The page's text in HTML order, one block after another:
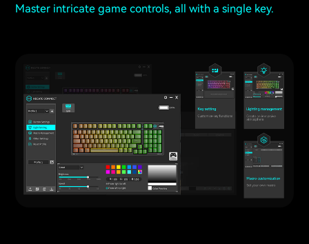
Master intricate game controls, all with a single key.